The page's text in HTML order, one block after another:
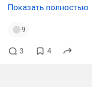
Показать полностью
9
3 4